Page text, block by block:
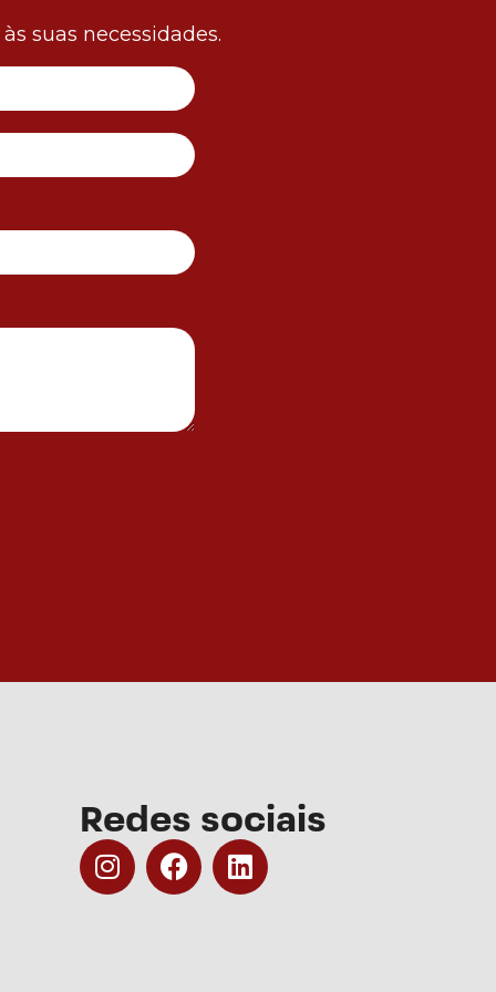
suas necessidades.
Redes sociais